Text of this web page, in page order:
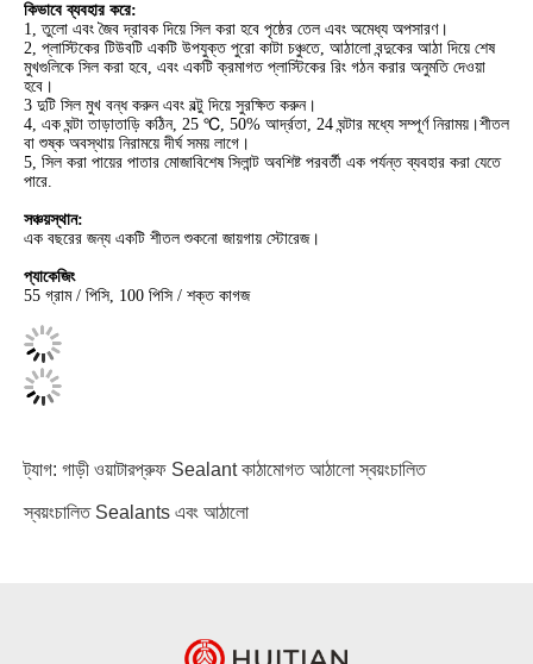
কিভাবে ব্যবহার করে:
1, তুলো এবং জৈব দ্রাবক দিয়ে সিল করা হবে পৃষ্ঠের তেল এবং অমেধ্য অপসারণ।
2, প্লাস্টিকের টিউবটি একটি উপযুক্ত পুরো কাটা চঞ্চুতে, আঠালো বন্দুকের আঠা দিয়ে শেষ
মুখগুলিকে সিল করা হবে, এবং একটি ক্রমাগত প্লাস্টিকের রিং গঠন করার অনুমতি দেওয়া
হবে।
3 দুটি সিল মুখ বন্ধ করুন এবং বল্টু দিয়ে সুরক্ষিত করুন।
4, এক ঘন্টা তাড়াতাড়ি কঠিন, 25 ℃, 50% আর্দ্রতা, 24 ঘন্টার মধ্যে সম্পূর্ণ নিরাময়।শীতল
বা শুষ্ক অবস্থায় নিরাময়ে দীর্ঘ সময় লাগে।
5, সিল করা পায়ের পাতার মোজাবিশেষ সিলান্ট অবশিষ্ট পরবর্তী এক পর্যন্ত ব্যবহার করা যেতে
পারে.
সঞ্চয়স্থান:
এক বছরের জন্য একটি শীতল শুকনো জায়গায় স্টোরেজ।
প্যাকেজিং
55 গ্রাম / পিসি, 100 পিসি / শক্ত কাগজ
ট্যাগ: গাড়ী ওয়াটারপ্রুফ Sealant কাঠামোগত আঠালো স্বয়ংচালিত
স্বয়ংচালিত Sealants এবং আঠালো